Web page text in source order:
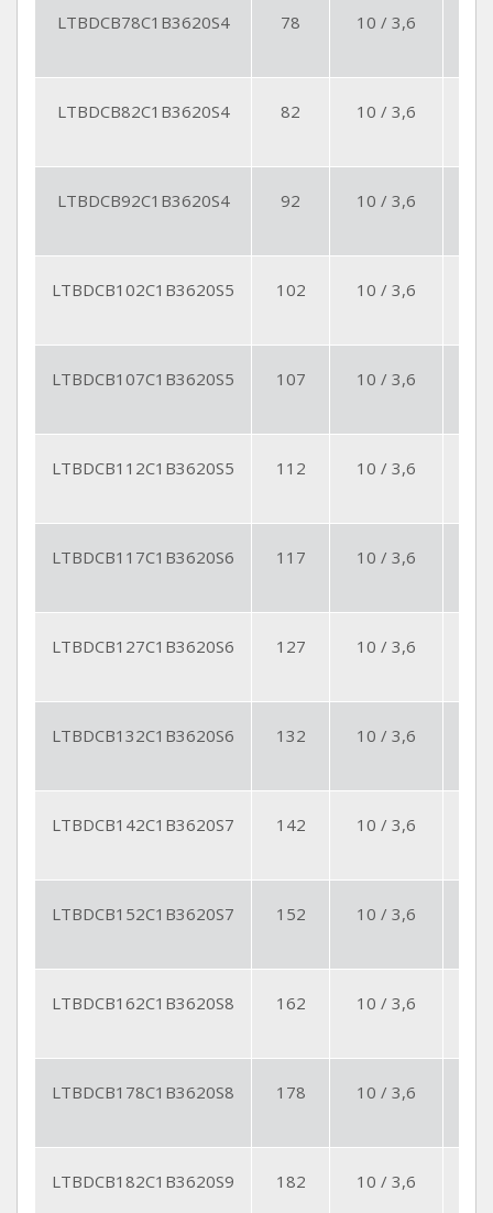
LTBDCB78C1B3620S4 78 10 / 3,6
LTBDCB82C1B3620S4 82 10 / 3,6
LTBDCB92C1B3620S4 92 10 / 3,6
LTBDCB102C1B3620S5 102 10 / 3,6
LTBDCB107C1B3620S5 107 10 / 3,6
LTBDCB112C1B3620S5 112 10 / 3,6
LTBDCB117C1B3620S6 117 10 / 3,6
LTBDCB127C1B3620S6 127 10 / 3,6
LTBDCB132C1B3620S6 132 10 / 3,6
LTBDCB142C1B3620S7 142 10 / 3,6
LTBDCB152C1B3620S7 152 10 / 3,6
LTBDCB162C1B3620S8 162 10 / 3,6
LTBDCB178C1B3620S8 178 10 / 3,6
LTBDCB182C1B3620S9 182 10 / 3,6